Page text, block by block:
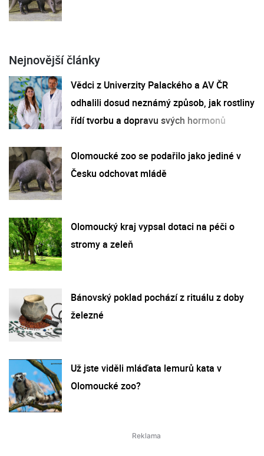
Nejnovější články
Vědci z Univerzity Palackého a AV ČR
odhalili dosud neznámý způsob, jak rostliny
řídí tvorbu a dopravu svých hormonů
Olomoucké zoo se podařilo jako jediné v
Česku odchovat mládě
Olomoucký kraj vypsal dotaci na péči o
stromy a zeleň
Bánovský poklad pochází z rituálu z doby
železné
Už jste viděli mláďata lemurů kata v
Olomoucké zoo?